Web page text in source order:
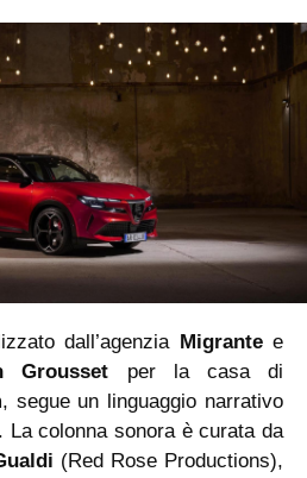
dall’agenzia Migrantee
Grousset per la casa di
, segue un linguaggio narrativo
colonna sonora è curata da
(Red Rose Productions),